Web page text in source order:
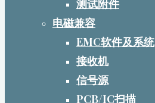
测试附件
电磁兼容
EMC软件及系统
接收机
信号源
PCB/IC扫描